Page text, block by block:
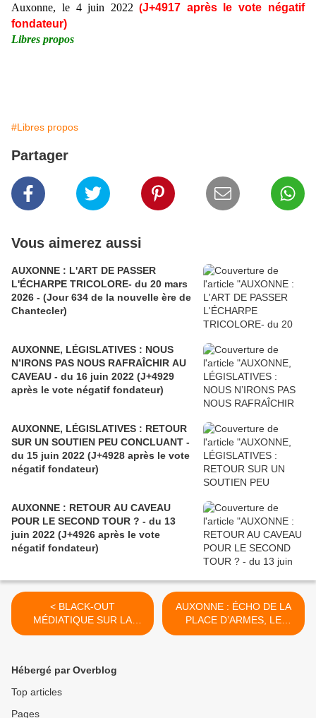
Auxonne, le 4 juin 2022 (J+4917 après le vote négatif
fondateur)
Libres propos
#Libres propos
Partager
Vous aimerez aussi
AUXONNE : L'ART DE PASSER
L'ÉCHARPE TRICOLORE- du 20 mars
2026 - (Jour 634 de la nouvelle ère de
Chantecler)
AUXONNE, LÉGISLATIVES : NOUS
N’IRONS PAS NOUS RAFRAÎCHIR AU
CAVEAU - du 16 juin 2022 (J+4929
après le vote négatif fondateur)
AUXONNE, LÉGISLATIVES : RETOUR
SUR UN SOUTIEN PEU CONCLUANT -
du 15 juin 2022 (J+4928 après le vote
négatif fondateur)
AUXONNE : RETOUR AU CAVEAU
POUR LE SECOND TOUR ? - du 13
juin 2022 (J+4926 après le vote
négatif fondateur)
< BLACK-OUT
MÉDIATIQUE SUR LA
ZONE DU CHARMOY - du
AUXONNE : ÉCHO DE LA
PLACE D’ARMES, LE
RETOUR - du 6 juin 2022
Hébergé par Overblog
Top articles
Pages